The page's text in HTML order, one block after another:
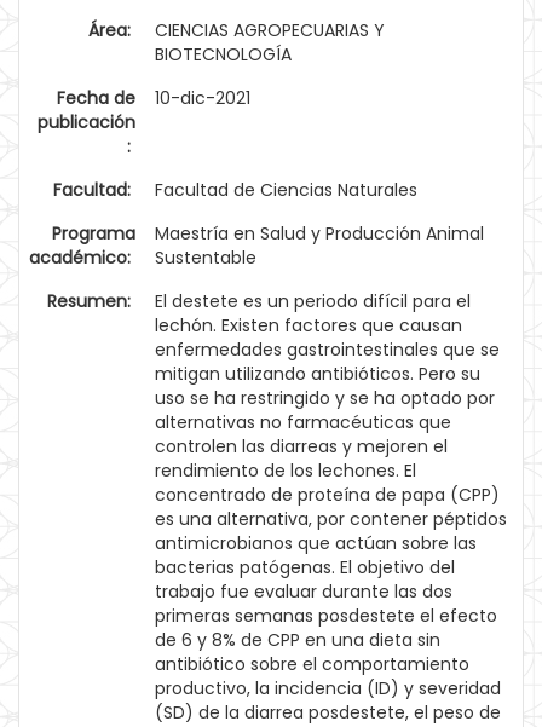
Área:
CIENCIAS AGROPECUARIAS Y
BIOTECNOLOGÍA
Fecha de
publicación
:
10-dic-2021
Facultad:
Facultad de Ciencias Naturales
Programa
académico:
Maestría en Salud y Producción Animal
Sustentable
Resumen:
El destete es un periodo difícil para el
lechón. Existen factores que causan
enfermedades gastrointestinales que se
mitigan utilizando antibióticos. Pero su
uso se ha restringido y se ha optado por
alternativas no farmacéuticas que
controlen las diarreas y mejoren el
rendimiento de los lechones. El
concentrado de proteína de papa (CPP)
es una alternativa, por contener péptidos
antimicrobianos que actúan sobre las
bacterias patógenas. El objetivo del
trabajo fue evaluar durante las dos
primeras semanas posdestete el efecto
de 6 y 8% de CPP en una dieta sin
antibiótico sobre el comportamiento
productivo, la incidencia (ID) y severidad
(SD) de la diarrea posdestete, el peso de